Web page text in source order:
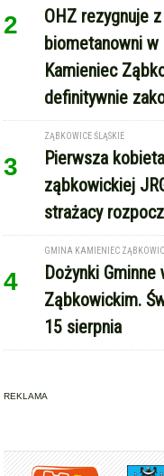
2
OHZ rezygnuje
biometanowni w
Kamieniec
definitywnie
3
ZĄBKOWICE ŚLĄSKIE
Pierwsza
ząbkowickiej
strażacy
4
GMINA KAMIENIEC
Dożynki
Ząbkowickim.
15 sierpnia
REKLAMA